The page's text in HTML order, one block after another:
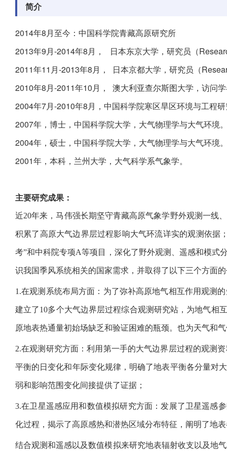
简介
2014年8月至今：中国科学院青藏高原研究所
2013年9月-2014年8月， 日本东京大学，研究员（
2011年11月-2013年8月， 日本京都大学，研究员（
2010年8月-2011年10月， 澳大利亚查尔斯图大学，访问
2004年7月-2010年8月，中国科学院寒区旱区环境与工程
2007年，博士，中国科学院大学，大气物理学与大气环境
2004年，硕士，中国科学院大学，大气物理学与大气环境
2001年，本科，兰州大学，大气科学系气象学。
主要研究成果：
近20年来，马伟强长期坚守青藏高原气象学野外观测一线
积累了高原大气边界层过程影响大气环流详实的观测依据
考”和中科院专项A等项目，深化了野外观测、遥感和模式
识我国季风系统相关的国家需求，并取得了以下三个方面
1.在观测系统布局方面：为了弥补高原地气相互作用观测
建立了10多个大气边界层过程综合观测研究站，为地气相
原地表热通量初始场缺乏和验证困难的瓶颈。也为天气和
2.在观测研究方面：利用第一手的大气边界层过程的观测
平衡的日变化和年际变化规律，明确了地表平衡各分量对
弱和影响范围变化间接提供了证据；
3.在卫星遥感应用和数值模拟研究方面：发展了卫星遥感
化过程，揭示了高原感热和潜热区域分布特征，阐明了地
结合观测和遥感以及数值模拟来研究地表辐射收支以及地